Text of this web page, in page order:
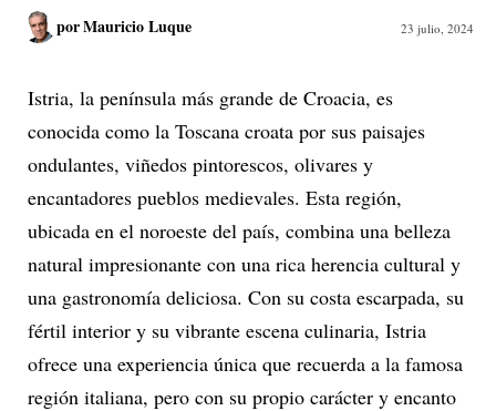
porMauricio Luque 23 julio, 2024
Istria, la península más grande de Croacia, es
conocida como la Toscana croata por sus paisajes
ondulantes, viñedos pintorescos, olivares y
encantadores pueblos medievales. Esta región,
ubicada en el noroeste del país, combina una belleza
natural impresionante con una rica herencia cultural y
una gastronomía deliciosa. Con su costa escarpada, su
fértil interior y su vibrante escena culinaria, Istria
ofrece una experiencia única que recuerda a la famosa
región italiana, pero con su propio carácter y encanto